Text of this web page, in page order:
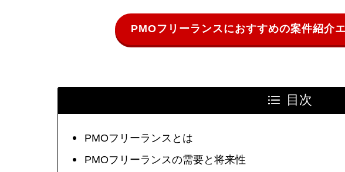
PMOフリーランスにおすすめの案件紹介
目次
PMOフリーランスとは
PMOフリーランスの需要と将来性